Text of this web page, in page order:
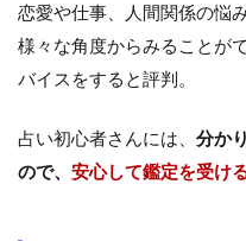
恋愛や仕事、人間関係の悩
様々な角度からみることが
バイスをすると評判。
占い初心者さんには、 分か
ので、 安心して鑑定を受け